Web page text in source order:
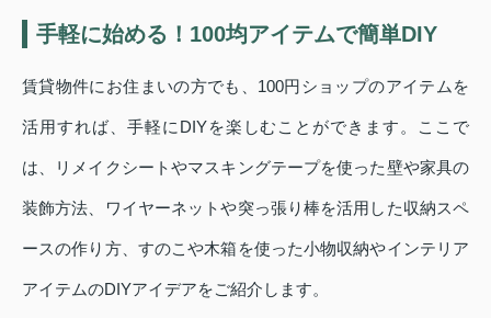
手軽に始める！100均アイテムで簡単DIY
賃貸物件にお住まいの方でも、100円ショップのアイテムを
活用すれば、手軽にDIYを楽しむことができます。ここで
は、リメイクシートやマスキングテープを使った壁や家具の
装飾方法、ワイヤーネットや突っ張り棒を活用した収納スペ
ースの作り方、すのこや木箱を使った小物収納やインテリア
アイテムのDIYアイデアをご紹介します。